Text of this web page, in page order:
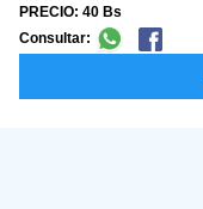
PRECIO: 40 Bs
Consultar: